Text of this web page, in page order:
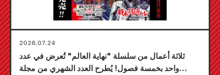
2026.07.24
ثلاثة أعمال من سلسلة "نهاية العالم" تُعرض في عدد
واحد بخمسة فصول! يُطرح العدد الشهري من مجلة